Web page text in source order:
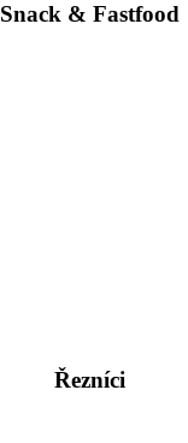
Snack & Fastfood
Řezníci